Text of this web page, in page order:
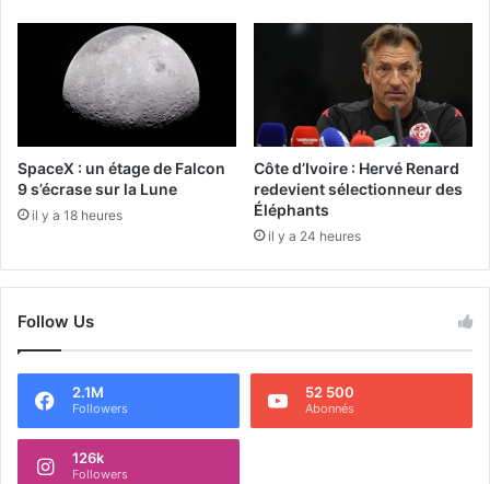
SpaceX : un étage de Falcon
9 s’écrase sur la Lune
il y a 18 heures
Côte d’Ivoire : Hervé Renard
redevient sélectionneur des
Éléphants
il y a 24 heures
Follow Us
2.1M
Followers
52 500
Abonnés
126k
Followers